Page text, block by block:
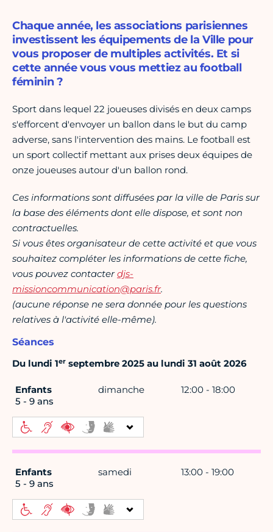
Chaque année, les associations parisiennes
investissent les équipements de la Ville pour
vous proposer de multiples activités. Et si
cette année vous vous mettiez au football
féminin ?
Sport dans lequel 22 joueuses divisés en deux camps
s'efforcent d'envoyer un ballon dans le but du camp
adverse, sans l'intervention des mains. Le football est
un sport collectif mettant aux prises deux équipes de
onze joueuses autour d'un ballon rond.
Ces informations sont diffusées par la ville de Paris sur
la base des éléments dont elle dispose, et sont non
contractuelles.
Si vous êtes organisateur de cette activité et que vous
souhaitez compléter les informations de cette fiche,
vous pouvez contacterdjs-
missioncommunication@paris.fr.
(aucune réponse ne sera donnée pour les questions
relatives à l'activité elle-même).
Séances
Du lundi 1er septembre 2025 au lundi 31 août 2026
Enfants
5 - 9 ans
dimanche 12:00 - 18:00
Enfants
5 - 9 ans
samedi 13:00 - 19:00